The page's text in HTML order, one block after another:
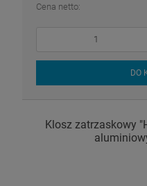
Cena netto:
DO
Klosz zatrzaskowy